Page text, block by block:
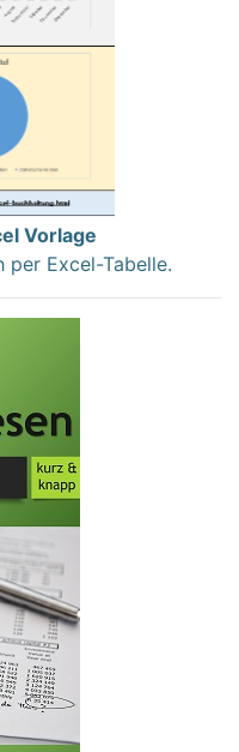
Vorlage
per Excel-Tabelle.